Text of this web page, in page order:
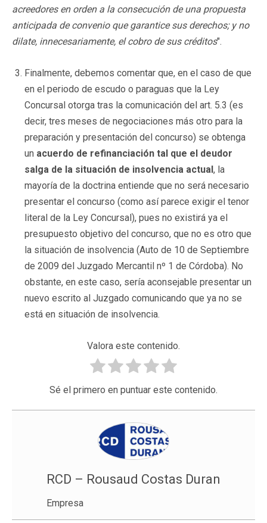
acreedores en orden a la consecución de una propuesta
anticipada de convenio que garantice sus derechos; y no
dilate, innecesariamente, el cobro de sus créditos".
Finalmente, debemos comentar que, en el caso de que
en el periodo de escudo o paraguas que la Ley
Concursal otorga tras la comunicación del art. 5.3 (es
decir, tres meses de negociaciones más otro para la
preparación y presentación del concurso) se obtenga
un acuerdo de refinanciación tal que el deudor
salga de la situación de insolvencia actual , la
mayoría de la doctrina entiende que no será necesario
presentar el concurso (como así parece exigir el tenor
literal de la Ley Concursal), pues no existirá ya el
presupuesto objetivo del concurso, que no es otro que
la situación de insolvencia (Auto de 10 de Septiembre
de 2009 del Juzgado Mercantil nº 1 de Córdoba). No
obstante, en este caso, sería aconsejable presentar un
nuevo escrito al Juzgado comunicando que ya no se
está en situación de insolvencia.
Valora este contenido.
Sé el primero en puntuar este contenido.
RCD – Rousaud Costas Duran
Empresa